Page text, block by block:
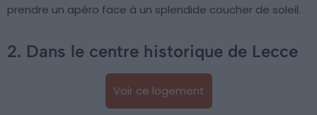
prendre un apéro face à un splendide coucher de soleil.
2. Dans le centre historique de Lecce
Voir ce logement